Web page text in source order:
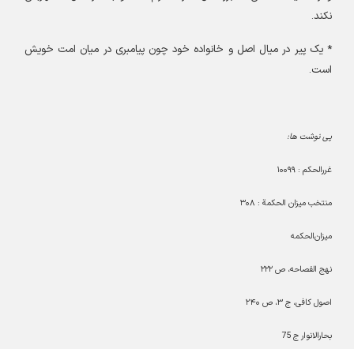
نکند.
*یک پیر در میال اصل و خانواده خود چون پیامبری در میان امت خویش
است.
پی نوشت ها :
غررالحکم :۱۰۰۹۹
منتخب میزان الحکمة :۳۰۸
میزان‌الحکمه
نهج الفصاحه، ص۲۲۲
اصول کافی، ج ۳، ص۲۴۰
بحارالانوار ج 75